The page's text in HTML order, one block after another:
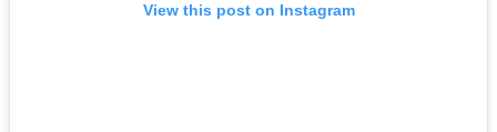
View this post on Instagram